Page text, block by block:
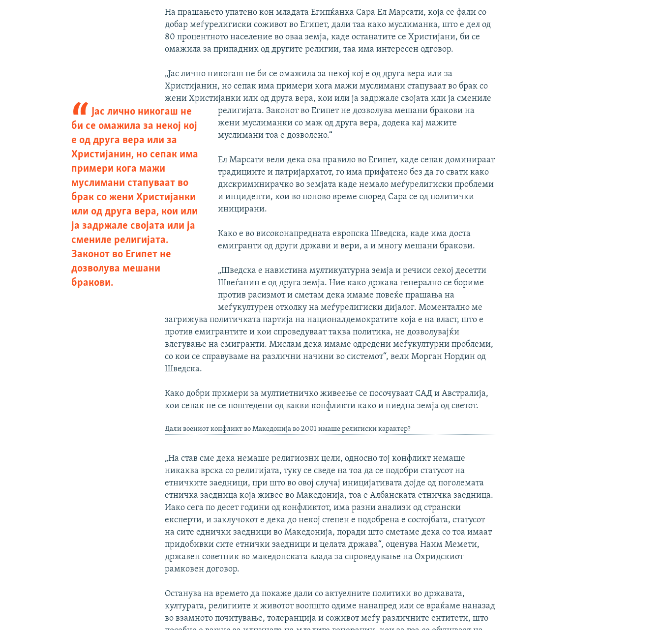
На прашањето упатено кон младата Египќанка Сара Ел Марсати, која се фали со
добар меѓурелигиски соживот во Египет, дали таа како муслиманка, што е дел од
80 процентното население во оваа земја, каде останатите се Христијани, би се
омажила за припадник од другите религии, таа има интересен одговор.
„Јас лично никогаш не би се омажила за некој кој е од друга вера или за
Христијанин, но сепак има примери кога мажи муслимани стапуваат во брак со
жени Христијанки или од друга вера, кои или ја задржале својата или ја смениле
религијата. Законот во Египет не дозволува мешани
Јас лично никогаш не
би се омажила за некој кој
е од друга вера или за
Христијанин, но сепак има
примери кога мажи
муслимани стапуваат во
брак со жени Христијанки
или од друга вера, кои или
ја задржале својата или ја
смениле религијата.
Законот во Египет не
дозволува мешани
бракови.
бракови на
жени муслиманки со маж од друга вера, додека кај мажите
муслимани тоа е дозволено.“
Ел Марсати вели дека ова правило во Египет, каде сепак доминираат
традициите и патријархатот, го има прифатено без да го свати како
дискриминирачко во земјата каде немало меѓурелигиски проблеми
и инциденти, кои во поново време според Сара се од политички
иницирани.
Како е во високонапредната европска Шведска, каде има доста
емигранти од други држави и вери, а и многу мешани бракови.
„Шведска е навистина мултикултурна земја и речиси секој десетти
Швеѓанин е од друга земја. Ние како држава генерално се бориме
против расизмот и сметам дека имаме повеќе прашања на
меѓукултурен отколку на меѓурелигиски дијалог. Моментално ме
загрижува политичката партија на националдемократите која е на власт, што е
против емигрантите и кои спроведуваат таква политика, не дозволувајќи
влегување на емигранти. Мислам дека имаме одредени меѓукултурни проблеми,
со кои се справуваме на различни начини во системот“, вели Морган Нордин од
Шведска.
Како добри примери за мултиетничко живеење се посочуваат САД и Австралија,
кои сепак не се поштедени од вакви конфликти како и ниедна земја од светот.
Дали воениот конфликт во Македонија во 2001 имаше религиски карактер?
„На став сме дека немаше религиозни цели, односно тој конфликт немаше
никаква врска со религијата, туку се сведе на тоа да се подобри статусот на
етничките заедници, при што во овој случај иницијативата дојде од поголемата
етничка заедница која живее во Македонија, тоа е Албанската етничка заедница.
Иако сега по десет години од конфликтот, има разни анализи од странски
експерти, и заклучокот е дека до некој степен е подобрена е состојбата, статусот
на сите еднички заедници во Македонија, поради што сметаме дека со тоа имаат
придобивки сите етнички заедници и целата држава“, оценува Наим Мемети,
државен советник во македонската влада за спроведување на Охридскиот
рамковен договор.
Останува на времето да покаже дали со актуелните политики во државата,
културата, религиите и животот воопшто одиме нанапред или се враќаме наназад
во взамното почитување, толеранција и соживот меѓу различните ентитети, што